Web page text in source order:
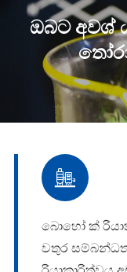
ඔබට අවශ්

බොහෝ ක්
වතුර